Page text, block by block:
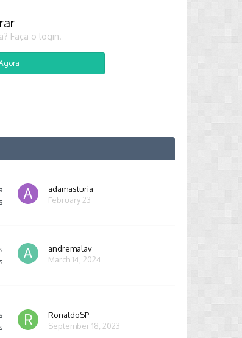
Faça o login.
adamasturia
February 23
andremalav
March 14, 2024
RonaldoSP
September 18, 2023